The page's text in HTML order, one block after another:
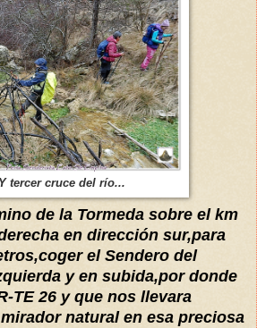
tercer cruce del río...
de la Tormeda sobre el km
en dirección sur,para
el Sendero del
y en subida,por donde
TE 26 y que nos llevara
natural en esa preciosa